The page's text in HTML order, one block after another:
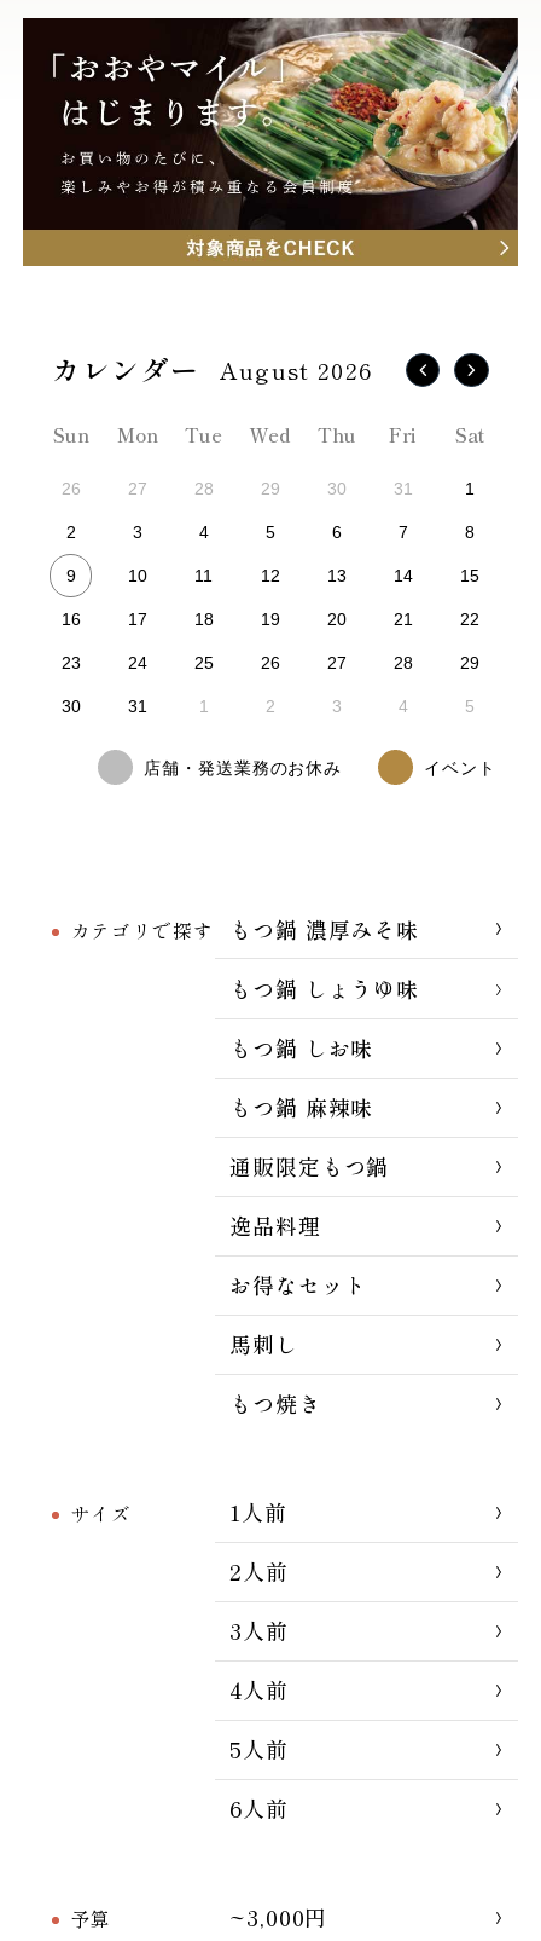
カテゴリで探す
もつ鍋 濃厚みそ味
もつ鍋 しょうゆ味
もつ鍋 しお味
もつ鍋 麻辣味
通販限定もつ鍋
逸品料理
お得なセット
馬刺し
もつ焼き
サイズ
1人前
2人前
3人前
4人前
5人前
6人前
予算
~3,000円
August 2026
Sun Mon Tue Wed Thu Fri Sat
26 27 28 29 30 31 1
2 3 4 5 6 7 8
9 10 11 12 13 14 15
16 17 18 19 20 21 22
23 24 25 26 27 28 29
30 31 1 2 3 4 5
店舗・発送業務のお休み イベント